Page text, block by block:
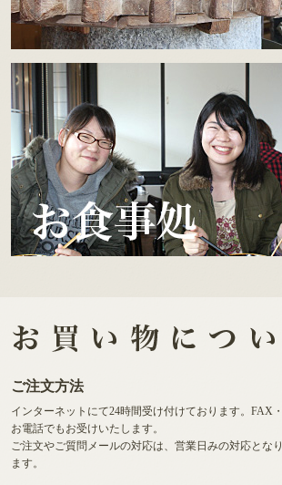
ご注文方法
インターネットにて24時間受け付けております。FAX・
お電話でもお受けいたします。
ご注文やご質問メールの対応は、営業日みの対応となり
ます。